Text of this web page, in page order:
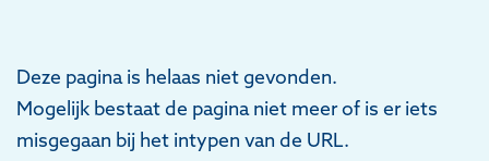
Deze pagina is helaas niet gevonden.
Mogelijk bestaat de pagina niet meer of is er iets
misgegaan bij het intypen van de URL.